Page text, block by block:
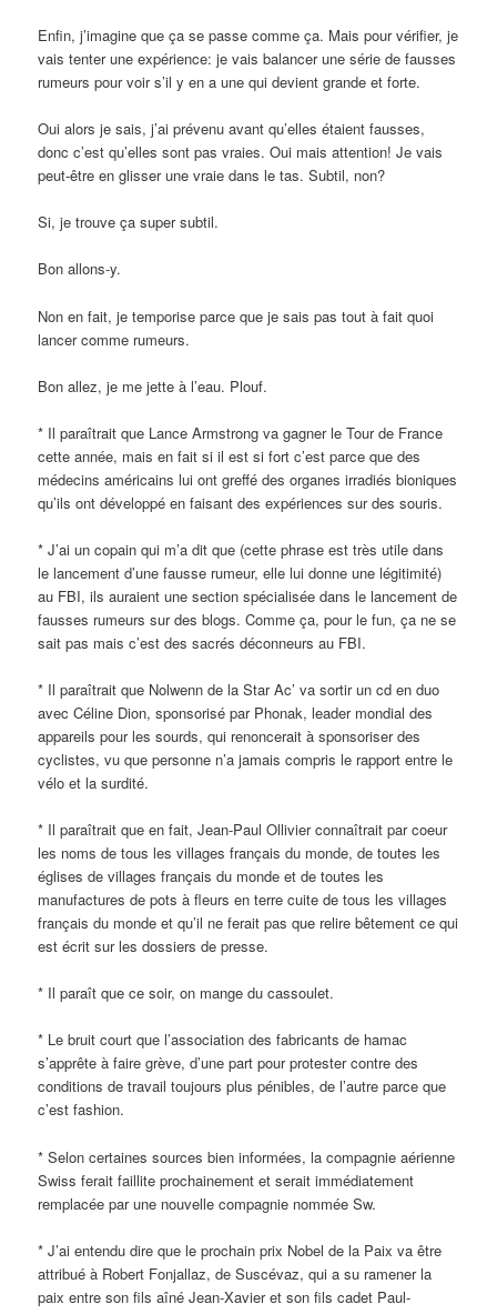
Enfin, j’imagine que ça se passe comme ça. Mais pour vérifier, je
vais tenter une expérience: je vais balancer une série de fausses
rumeurs pour voir s’il y en a une qui devient grande et forte.
Oui alors je sais, j’ai prévenu avant qu’elles étaient fausses,
donc c’est qu’elles sont pas vraies. Oui mais attention! Je vais
peut-être en glisser une vraie dans le tas. Subtil, non?
Si, je trouve ça super subtil.
Bon allons-y.
Non en fait, je temporise parce que je sais pas tout à fait quoi
lancer comme rumeurs.
Bon allez, je me jette à l’eau. Plouf.
* Il paraîtrait que Lance Armstrong va gagner le Tour de France
cette année, mais en fait si il est si fort c’est parce que des
médecins américains lui ont greffé des organes irradiés bioniques
qu’ils ont développé en faisant des expériences sur des souris.
* J’ai un copain qui m’a dit que (cette phrase est très utile dans
le lancement d’une fausse rumeur, elle lui donne une légitimité)
au FBI, ils auraient une section spécialisée dans le lancement de
fausses rumeurs sur des blogs. Comme ça, pour le fun, ça ne se
sait pas mais c’est des sacrés déconneurs au FBI.
* Il paraîtrait que Nolwenn de la Star Ac’ va sortir un cd en duo
avec Céline Dion, sponsorisé par Phonak, leader mondial des
appareils pour les sourds, qui renoncerait à sponsoriser des
cyclistes, vu que personne n’a jamais compris le rapport entre le
vélo et la surdité.
* Il paraîtrait que en fait, Jean-Paul Ollivier connaîtrait par coeur
les noms de tous les villages français du monde, de toutes les
églises de villages français du monde et de toutes les
manufactures de pots à fleurs en terre cuite de tous les villages
français du monde et qu’il ne ferait pas que relire bêtement ce qui
est écrit sur les dossiers de presse.
* Il paraît que ce soir, on mange du cassoulet.
* Le bruit court que l’association des fabricants de hamac
s’apprête à faire grève, d’une part pour protester contre des
conditions de travail toujours plus pénibles, de l’autre parce que
c’est fashion.
* Selon certaines sources bien informées, la compagnie aérienne
Swiss ferait faillite prochainement et serait immédiatement
remplacée par une nouvelle compagnie nommée Sw.
* J’ai entendu dire que le prochain prix Nobel de la Paix va être
attribué à Robert Fonjallaz, de Suscévaz, qui a su ramener la
paix entre son fils aîné Jean-Xavier et son fils cadet Paul-